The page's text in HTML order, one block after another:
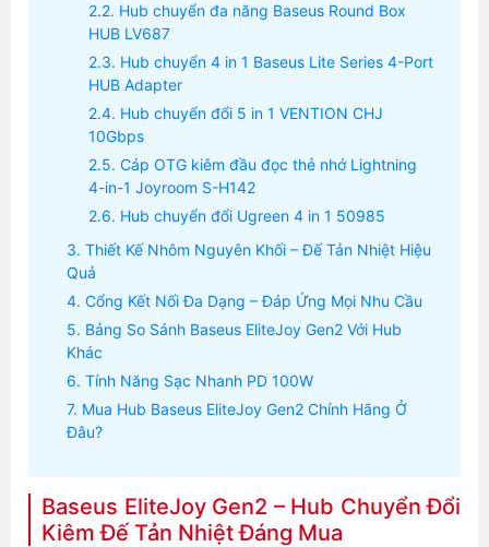
Hub chuyển đa năng Baseus Round Box
HUB LV687
Hub chuyển 4 in 1 Baseus Lite Series 4-Port
HUB Adapter
Hub chuyển đổi 5 in 1 VENTION CHJ
10Gbps
Cáp OTG kiêm đầu đọc thẻ nhớ Lightning
4-in-1 Joyroom S-H142
Hub chuyển đổi Ugreen 4 in 1 50985
Thiết Kế Nhôm Nguyên Khối – Đế Tản Nhiệt Hiệu
Quả
Cổng Kết Nối Đa Dạng – Đáp Ứng Mọi Nhu Cầu
Bảng So Sánh Baseus EliteJoy Gen2 Với Hub
Khác
Tính Năng Sạc Nhanh PD 100W
Mua Hub Baseus EliteJoy Gen2 Chính Hãng Ở
Đâu?
Baseus EliteJoy Gen2 – Hub Chuyển Đổi
Kiêm Đế Tản Nhiệt Đáng Mua